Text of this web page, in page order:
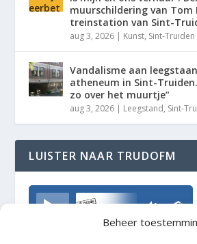
Beheer
muurschildering van Tom
treinstation van Sint-
aug 3, 2026 | Kunst, Sint-Truiden
Vandalisme aan
atheneum in Sint-
zo over het muurtje”
aug 3, 2026 | Leegstand, Sint-
LUISTER NAAR TRUDOFM
TrudoFM